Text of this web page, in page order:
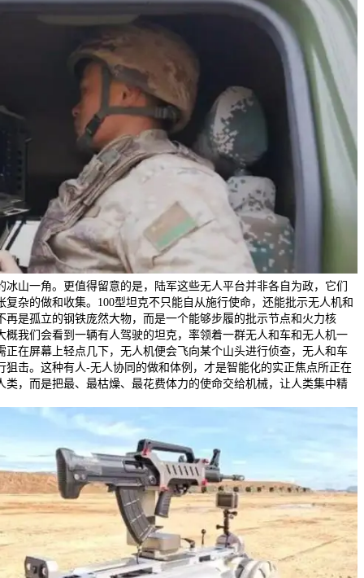
冰山一角。更值得留意的是，陆军这些无人平台并非各自为政，它们
复杂的做和收集。100型坦克不只能自从施行使命，还能批示无人机和
再是孤立的钢铁庞然大物，而是一个能够步履的批示节点和火力核
概我们会看到一辆有人驾驶的坦克，率领着一群无人和车和无人机一
正在屏幕上轻点几下，无人机便会飞向某个山头进行侦查，无人和车
狙击。这种有人-无人协同的做和体例，才是智能化的实正焦点所正在
，而是把最、最枯燥、最花费体力的使命交给机械，让人类集中精